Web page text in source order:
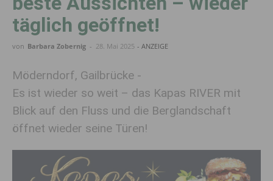
täglich geöffnet!
von Barbara Zobernig - 28. Mai 2025 - ANZEIGE
Möderndorf, Gailbrücke -
Es ist wieder so weit – das Kapas RIVER mit
Blick auf den Fluss und die Berglandschaft
öffnet wieder seine Türen!